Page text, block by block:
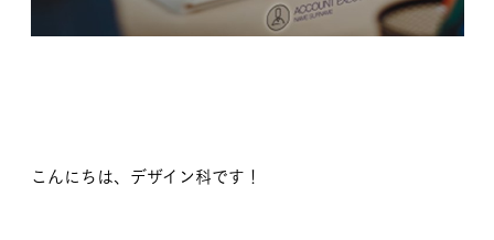
サイトマップ
こんにちは、デザイン科です！